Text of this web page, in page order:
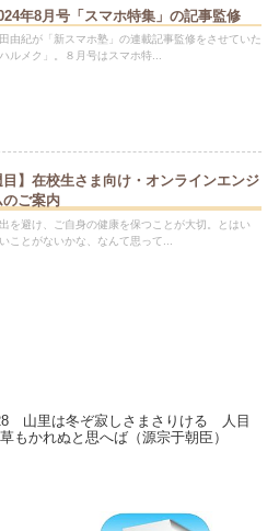
年8月号「スマホ特集」の記事監修
由紀が「新スマホ塾」の連載記事監修をさせていた
ルメク」。８月号はスマホ特...
目】在校生さま向け・オンラインエンジ
のご案内
を避け、ご自身の健康を保つことが大切。とはい
ことがないかな、なんて思って...
山里は冬ぞ寂しさまさりける 人目
もかれぬと思へば（源宗于朝臣）